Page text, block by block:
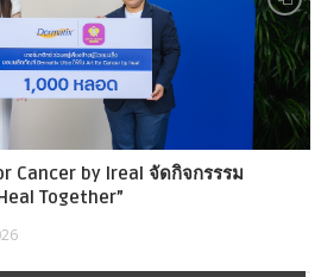
Cancer by Ireal จัดกิจกรรรม
Together”